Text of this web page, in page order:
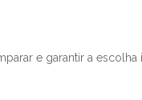
e garantir a escolha